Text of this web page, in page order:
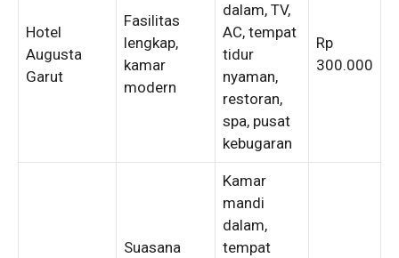
Hotel
Augusta
Garut
Fasilitas
lengkap,
kamar
modern
dalam, TV,
AC, tempat
tidur
nyaman,
restoran,
spa, pusat
kebugaran
Rp
300.000
Suasana
Kamar
mandi
dalam,
tempat